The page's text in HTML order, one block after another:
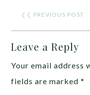
❮❮ PREVIOUS POST
Leave a Reply
Your email address
fields are marked*